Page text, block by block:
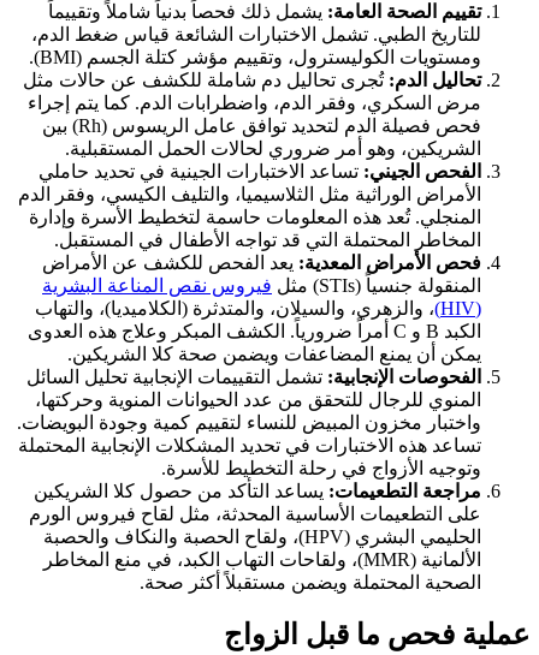
تقييم الصحة العامة: يشمل ذلك فحصاً بدنياً شاملاً وتقييماً
للتاريخ الطبي. تشمل الاختبارات الشائعة قياس ضغط الدم،
ومستويات الكوليسترول، وتقييم مؤشر كتلة الجسم (BMI).
تحاليل الدم: تُجرى تحاليل دم شاملة للكشف عن حالات مثل
مرض السكري، وفقر الدم، واضطرابات الدم. كما يتم إجراء
فحص فصيلة الدم لتحديد توافق عامل الريسوس (Rh) بين
الشريكين، وهو أمر ضروري لحالات الحمل المستقبلية.
الفحص الجيني: تساعد الاختبارات الجينية في تحديد حاملي
الأمراض الوراثية مثل الثلاسيميا، والتليف الكيسي، وفقر الدم
المنجلي. تُعد هذه المعلومات حاسمة لتخطيط الأسرة وإدارة
المخاطر المحتملة التي قد تواجه الأطفال في المستقبل.
فحص الأمراض المعدية: يعد الفحص للكشف عن الأمراض
المنقولة جنسياً (STIs) مثل
فيروس نقص المناعة البشرية
(HIV)
، والزهري، والسيلان، والمتدثرة (الكلاميديا)، والتهاب
الكبد B و C أمراً ضرورياً. الكشف المبكر وعلاج هذه العدوى
يمكن أن يمنع المضاعفات ويضمن صحة كلا الشريكين.
الفحوصات الإنجابية: تشمل التقييمات الإنجابية تحليل السائل
المنوي للرجال للتحقق من عدد الحيوانات المنوية وحركتها،
واختبار مخزون المبيض للنساء لتقييم كمية وجودة البويضات.
تساعد هذه الاختبارات في تحديد المشكلات الإنجابية المحتملة
وتوجيه الأزواج في رحلة التخطيط للأسرة.
مراجعة التطعيمات: يساعد التأكد من حصول كلا الشريكين
على التطعيمات الأساسية المحدثة، مثل لقاح فيروس الورم
الحليمي البشري (HPV)، ولقاح الحصبة والنكاف والحصبة
الألمانية (MMR)، ولقاحات التهاب الكبد، في منع المخاطر
الصحية المحتملة ويضمن مستقبلاً أكثر صحة.
عملية فحص ما قبل الزواج